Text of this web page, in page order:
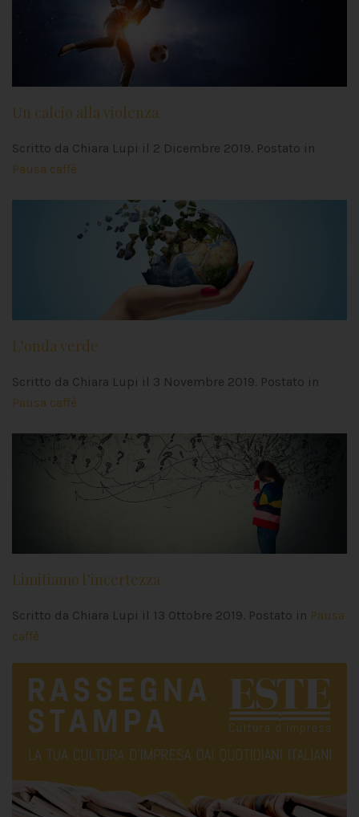
Un calcio alla violenza
Scritto da Chiara Lupi il 2 Dicembre 2019. Postato in
Pausa caffè
L’onda verde
Scritto da Chiara Lupi il 3 Novembre 2019. Postato in
Pausa caffè
Limitiamo l’incertezza
Scritto da Chiara Lupi il 13 Ottobre 2019. Postato in Pausa
caffè